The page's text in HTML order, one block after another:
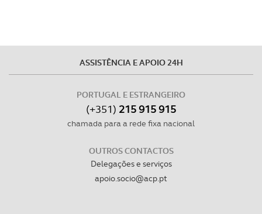
ASSISTÊNCIA E APOIO 24H
PORTUGAL E ESTRANGEIRO
(+351) 215 915 915
chamada para a rede fixa nacional
OUTROS CONTACTOS
Delegações e serviços
apoio.socio@acp.pt